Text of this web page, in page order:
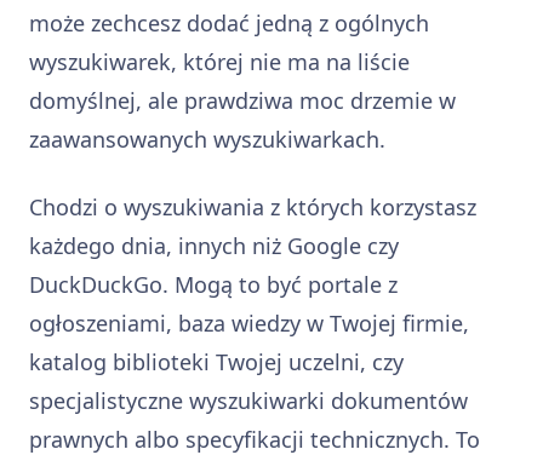
może zechcesz dodać jedną z ogólnych
wyszukiwarek, której nie ma na liście
domyślnej, ale prawdziwa moc drzemie w
zaawansowanych wyszukiwarkach.
Chodzi o wyszukiwania z których korzystasz
każdego dnia, innych niż Google czy
DuckDuckGo. Mogą to być portale z
ogłoszeniami, baza wiedzy w Twojej firmie,
katalog biblioteki Twojej uczelni, czy
specjalistyczne wyszukiwarki dokumentów
prawnych albo specyfikacji technicznych. To